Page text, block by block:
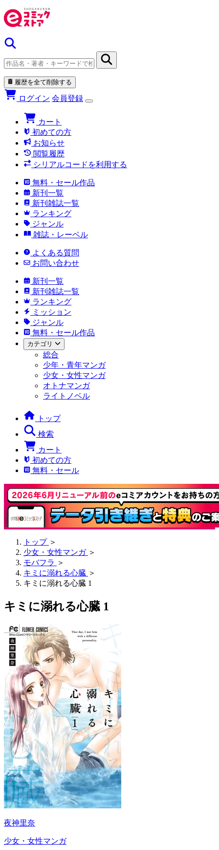
履歴を全て削除する
ログイン 会員登録
カート
初めての方
お知らせ
閲覧履歴
シリアルコードを利用する
無料・セール作品
新刊一覧
新刊雑誌一覧
ランキング
ジャンル
雑誌・レーベル
よくある質問
お問い合わせ
新刊一覧
新刊雑誌一覧
ランキング
ミッション
ジャンル
無料・セール作品
カテゴリ
総合
少年・青年マンガ
少女・女性マンガ
オトナマンガ
ライトノベル
トップ
検索
カート
初めての方
無料・セール
トップ ＞
少女・女性マンガ ＞
モバフラ ＞
キミに溺れる心臓 ＞
キミに溺れる心臓 1
キミに溺れる心臓 1
夜神里奈
少女・女性マンガ